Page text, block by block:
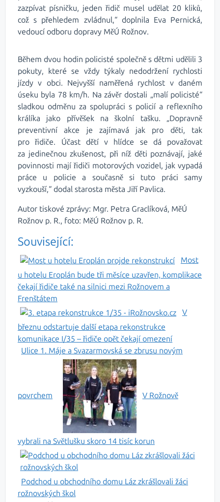
zazpívat písničku, jeden řidič musel udělat 20 kliků,
což s přehledem zvládnul,“ doplnila Eva Pernická,
vedoucí odboru dopravy MěÚ Rožnov.
Během dvou hodin policisté společně s dětmi udělili 3
pokuty, které se vždy týkaly nedodržení rychlosti
jízdy v obci. Nejvyšší naměřená rychlost v daném
úseku byla 78 km/h. Na závěr dostali „malí policisté“
sladkou odměnu za spolupráci s policií a reflexního
králíka jako přívěšek na školní tašku. „Dopravně
preventivní akce je zajímavá jak pro děti, tak
pro řidiče. Účast dětí v hlídce se dá považovat
za jedinečnou zkušenost, při níž děti poznávají, jaké
povinnosti mají řidiči motorových vozidel, jak vypadá
práce u policie a současně si tuto práci samy
vyzkouší,“ dodal starosta města Jiří Pavlica.
Autor tiskové zprávy: Mgr. Petra Graclíková, MěÚ
Rožnov p. R., foto: MěÚ Rožnov p. R.
Související:
Most
u hotelu Eroplán bude tři měsíce uzavřen, komplikace
čekají řidiče také na silnici mezi Rožnovem a
Frenštátem
V
březnu odstartuje další etapa rekonstrukce
komunikace I/35 – řidiče opět čekají omezení
Ulice 1. Máje a Svazarmovská se zbrusu novým
povrchem V Rožnově
vybrali na Světlušku skoro 14 tisíc korun
Podchod u obchodního domu Láz zkrášlovali žáci
rožnovských škol